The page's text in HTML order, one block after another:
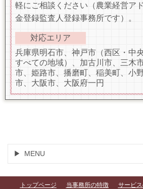
軽にご相談ください（農業経営ア
金登録監査人登録事務所です）。
対応エリア
兵庫県明石市、神戸市（西区・中
すべての地域）、加古川市、三木
市、姫路市、播磨町、稲美町、小
市、大阪市、大阪府一円
MENU
トップページ 当事務所の特徴 サービ